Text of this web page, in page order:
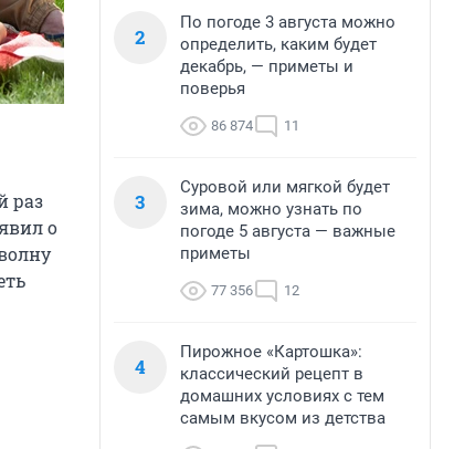
раз
о
2
По погоде 3 августа можно
определить, каким будет
декабрь, — приметы и
поверья
86 874 11
3
Суровой или мягкой будет
зима, можно узнать по
погоде 5 августа — важные
приметы
77 356 12
4
Пирожное «Картошка»:
классический рецепт в
домашних условиях с тем
самым вкусом из детства